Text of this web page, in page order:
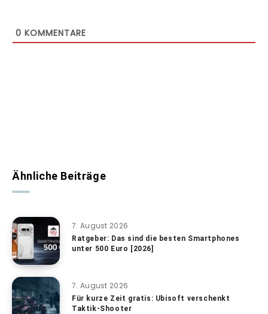
0 KOMMENTARE
Ähnliche Beiträge
7. August 2026
Ratgeber: Das sind die besten Smartphones
unter 500 Euro [2026]
7. August 2026
Für kurze Zeit gratis: Ubisoft verschenkt
Taktik-Shooter